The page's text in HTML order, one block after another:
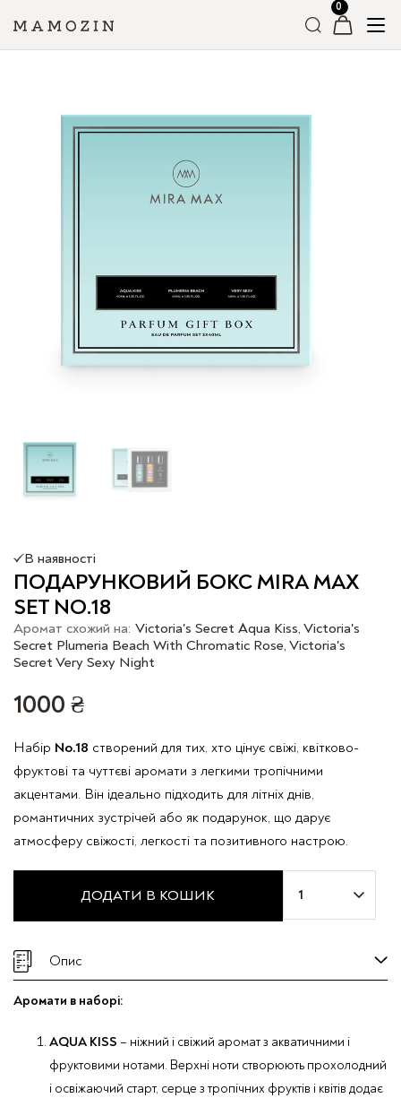
Головна » Магазин
В наявності
ПОДАРУНКОВИЙ БОКС MIRA MAX
SET NO.18
Аромат схожий на: Victoria's Secret Aqua Kiss, Victoria's
Secret Plumeria Beach With Chromatic Rose, Victoria's
Secret Very Sexy Night
1000 ₴
Набір No.18 створений для тих, хто цінує свіжі, квітково-
фруктові та чуттєві аромати з легкими тропічними
акцентами. Він ідеально підходить для літніх днів,
романтичних зустрічей або як подарунок, що дарує
атмосферу свіжості, легкості та позитивного настрою.
ДОДАТИ В КОШИК
Опис
Аромати в наборі:
AQUA KISS – ніжний і свіжий аромат з акватичними і
фруктовими нотами. Верхні ноти створюють прохолодний
і освіжаючий старт, серце з тропічних фруктів і квітів додає